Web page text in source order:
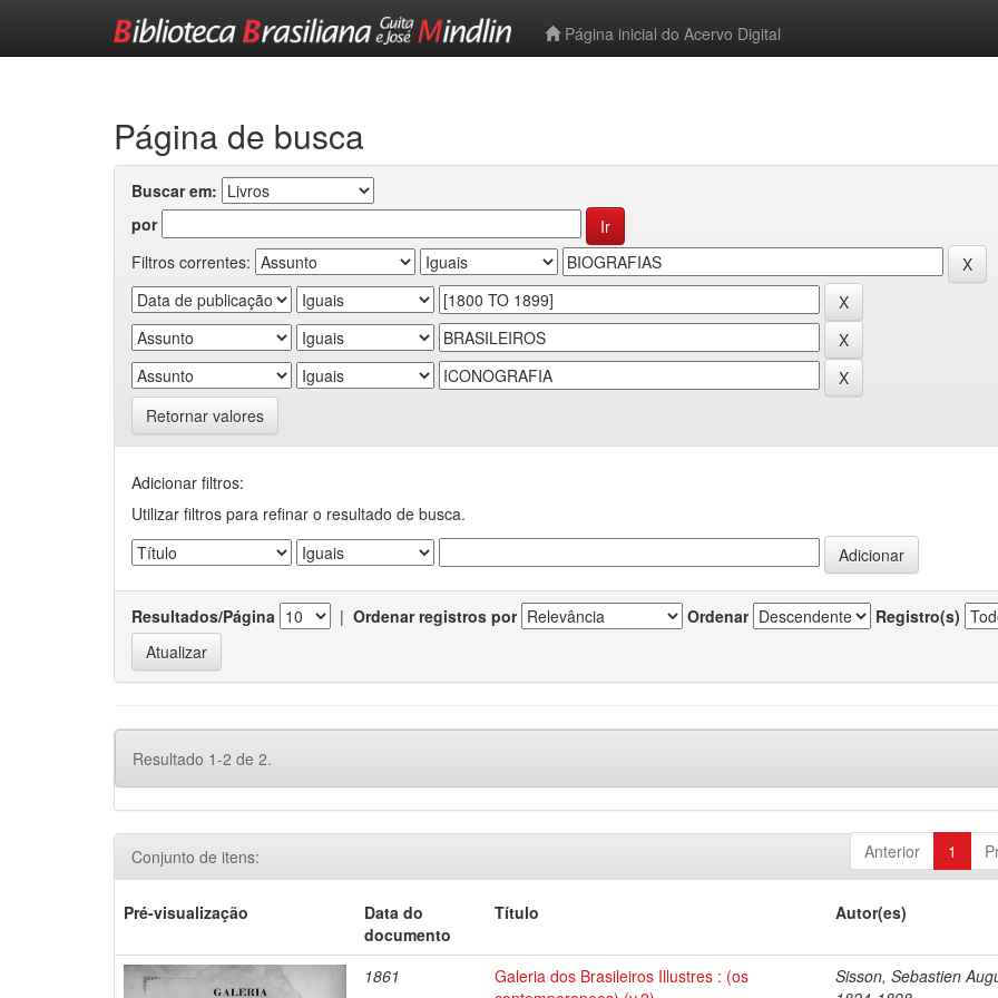
Página inicial do Acervo Digital
Página de busca
Buscar em:
por
Filtros correntes:
Retornar valores
Adicionar filtros:
Utilizar filtros para refinar o resultado de busca.
Resultados/Página | Ordenar registros por Ordenar Registro(s)
Resultado 1-2 de 2.
Anterior 1
Conjunto de itens:
Pré-visualização
Data do
documento
Título Autor(es)
1861
Galeria dos Brasileiros Illustres : (os
Sisson, Sebastien